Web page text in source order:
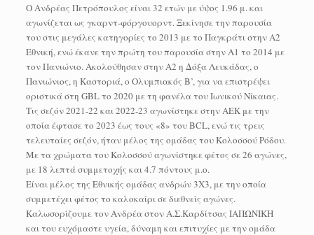
Ο Ανδρέας Πετρόπουλος είναι 32 ετών με ύψος 1.96 μ. και
αγωνίζεται ως γκαρντ-φόργουορντ. Ξεκίνησε την παρουσία
του στις μεγάλες κατηγορίες το 2013 με το Παγκράτι στην Α2
Εθνική, ενώ έκανε την πρώτη του παρουσία στην Α1 το 2014 με
τον Πανιώνιο. Ακολούθησαν στην Α2 η Δόξα Λευκάδας, ο
Πανιώνιος, η Καστοριά, ο Ολυμπιακός Β’, για να επιστρέψει
οριστικά στη GBL το 2020 με τη φανέλα του Ιωνικού Νίκαιας.
Τις σεζόν 2021-22 και 2022-23 αγωνίστηκε στην ΑΕΚ με την
οποία έφτασε το 2023 έως τους «8» του BCL, ενώ τις τρεις
τελευταίες σεζόν, ήταν μέλος της ομάδας του Κολοσσού Ρόδου.
Με τα χρώματα του Κολοσσού αγωνίστηκε φέτος σε 26 αγώνες,
με 18 λεπτά συμμετοχής και 4.7 πόντους μ.ο.
Είναι μέλος της Εθνικής ομάδας ανδρών 3Χ3, με την οποία
συμμετέχει φέτος το καλοκαίρι σε διεθνείς αγώνες.
Καλωσορίζουμε τον Ανδρέα στον Α.Σ.Καρδίτσας ΙΑΠΩΝΙΚΗ
και του ευχόμαστε υγεία, δύναμη και επιτυχίες με την ομάδα